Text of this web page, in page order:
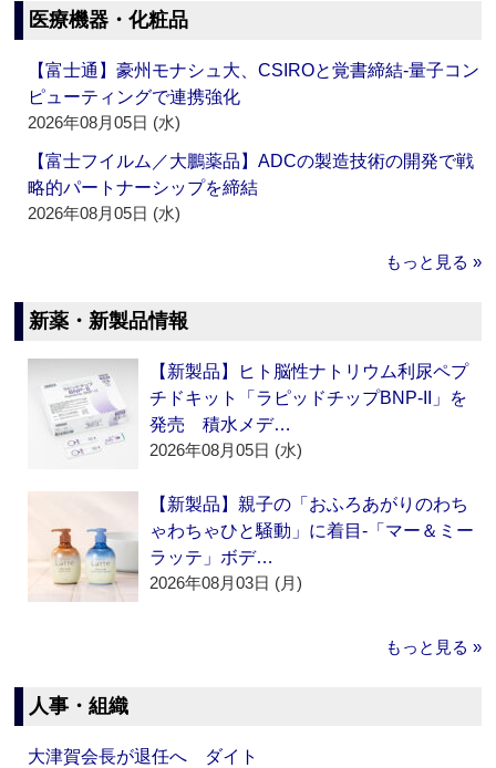
医療機器・化粧品
【富士通】豪州モナシュ大、CSIROと覚書締結‐量子コン
ピューティングで連携強化
2026年08月05日 (水)
【富士フイルム／大鵬薬品】ADCの製造技術の開発で戦
略的パートナーシップを締結
2026年08月05日 (水)
もっと見る »
新薬・新製品情報
【新製品】ヒト脳性ナトリウム利尿ペプ
チドキット「ラピッドチップBNP-II」を
発売 積水メデ…
2026年08月05日 (水)
【新製品】親子の「おふろあがりのわち
ゃわちゃひと騒動」に着目‐「マー＆ミー
ラッテ」ボデ…
2026年08月03日 (月)
もっと見る »
人事・組織
大津賀会長が退任へ ダイト